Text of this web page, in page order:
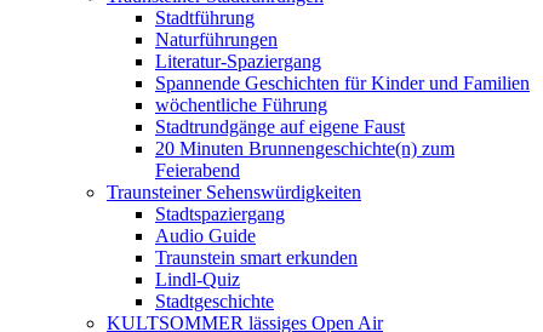
Stadtführung
Naturführungen
Literatur-Spaziergang
Spannende Geschichten für Kinder und Familien
wöchentliche Führung
Stadtrundgänge auf eigene Faust
20 Minuten Brunnengeschichte(n) zum
Feierabend
Traunsteiner Sehenswürdigkeiten
Stadtspaziergang
Audio Guide
Traunstein smart erkunden
Lindl-Quiz
Stadtgeschichte
KULTSOMMER lässiges Open Air